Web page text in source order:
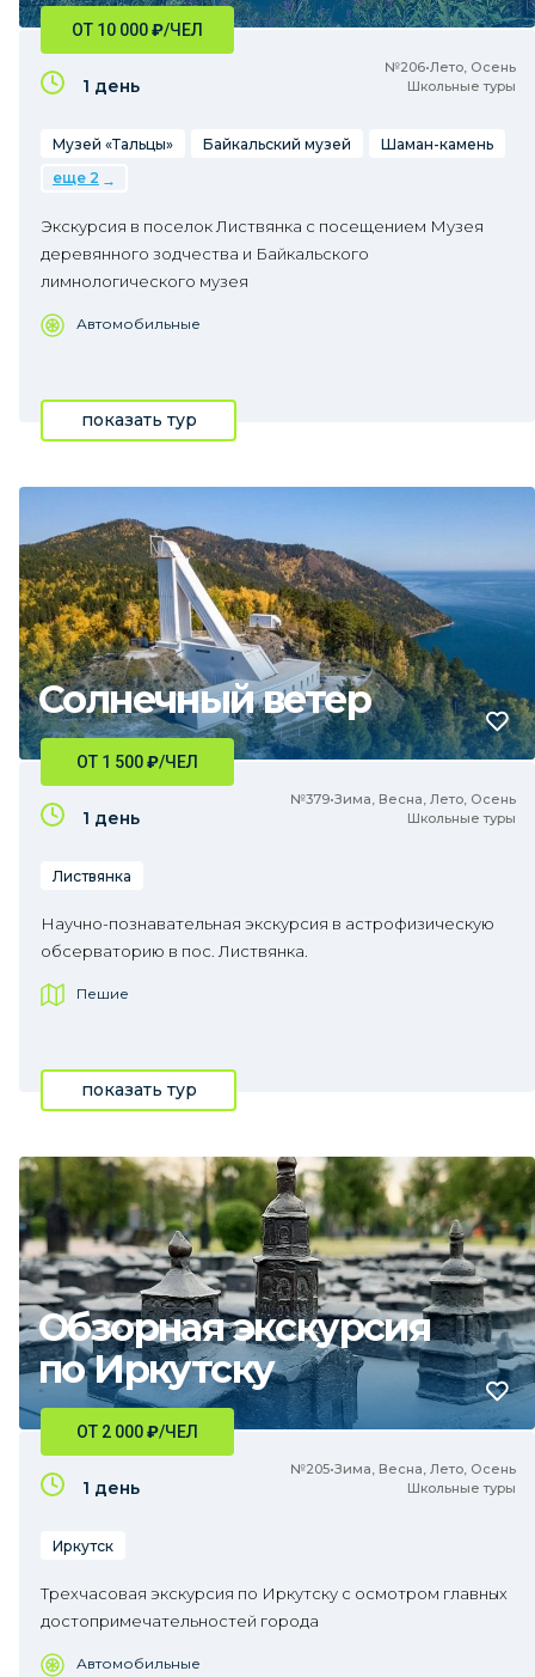
№206•Лето, Осень
Школьные туры
ОТ 10 000₽/ЧЕЛ
1 день
Музей «Тальцы» Байкальский музей
Шаман-камень
еще 2
Экскурсия в поселок Листвянка с посещением Музея
деревянного зодчества и Байкальского
лимнологического музея
Автомобильные
показать тур
Солнечный ветер
№379•Зима, Весна, Лето, Осень
Школьные туры
ОТ 1 500₽/ЧЕЛ
1 день
Листвянка
Научно-познавательная экскурсия в астрофизическую
обсерваторию в пос. Листвянка.
Пешие
показать тур
Обзорная экскурсия
по Иркутску
№205•Зима, Весна, Лето, Осень
Школьные туры
ОТ 2 000₽/ЧЕЛ
1 день
Иркутск
Трехчасовая экскурсия по Иркутску с осмотром главных
достопримечательностей города
Автомобильные